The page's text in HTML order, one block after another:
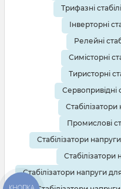
Трифазні
Інверторні
Релейні
Симісторні
Тиристорні
Сервопривідні
Промислові
Стабілізатори
Стабілізатори
Стабілізатори напруги